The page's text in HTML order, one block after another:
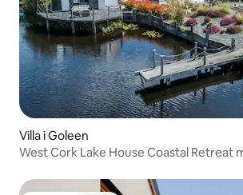
Villa i Goleen
West Cork Lake House Coastal Retreat